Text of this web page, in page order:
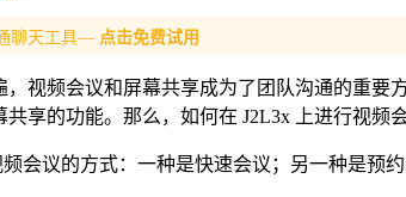
聊天工具— 点击免费试用
视频会议和屏幕共享成为了团队沟通的重要
享的功能。那么，如何在 J2L3x 上进行视频
会议的方式：一种是快速会议；另一种是预约